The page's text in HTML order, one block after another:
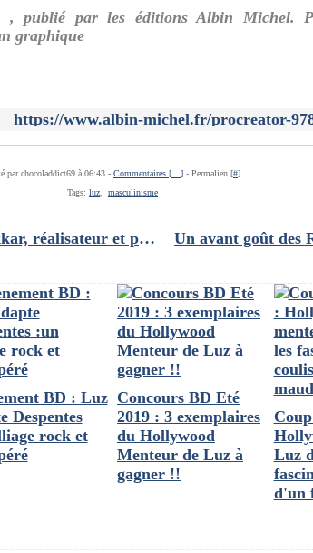
, publié par les éditions Albin Michel.
graphique
https://www.albin-michel.fr/procreator-
par chocoladdict69 à 06:43 - Commentaires [ ] - Permalien [#]
Tags: luz masculinisme
Entretien avec Amor Hakkar, réalisateur et producteur du film Le premier rôle
BD : Luz
Despentes
rock et
Concours BD Eté
2019 : 3 exemplaires
du Hollywood
Menteur de Luz à
gagner !!
Luz
d'un